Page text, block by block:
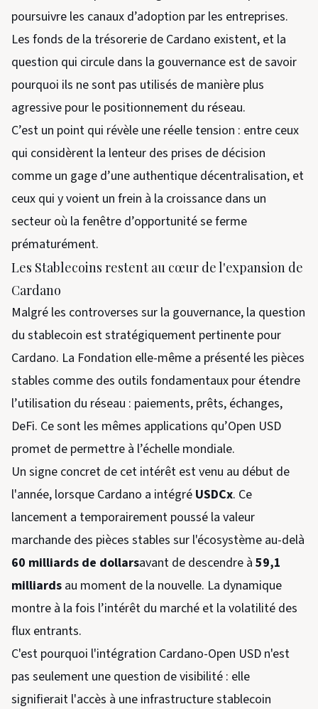
poursuivre les canaux d’adoption par les entreprises.
Les fonds de la trésorerie de Cardano existent, et la
question qui circule dans la gouvernance est de savoir
pourquoi ils ne sont pas utilisés de manière plus
agressive pour le positionnement du réseau.
C’est un point qui révèle une réelle tension : entre ceux
qui considèrent la lenteur des prises de décision
comme un gage d’une authentique décentralisation, et
ceux qui y voient un frein à la croissance dans un
secteur où la fenêtre d’opportunité se ferme
prématurément.
Les Stablecoins restent au cœur de l'expansion de
Cardano
Malgré les controverses sur la gouvernance, la question
du stablecoin est stratégiquement pertinente pour
Cardano. La Fondation elle-même a présenté les pièces
stables comme des outils fondamentaux pour étendre
l’utilisation du réseau : paiements, prêts, échanges,
DeFi. Ce sont les mêmes applications qu’Open USD
promet de permettre à l’échelle mondiale.
Un signe concret de cet intérêt est venu au début de
l'année, lorsque Cardano a intégré USDCx. Ce
lancement a temporairement poussé la valeur
marchande des pièces stables sur l'écosystème au-delà
60 milliards de dollarsavant de descendre à 59,1
milliards au moment de la nouvelle. La dynamique
montre à la fois l’intérêt du marché et la volatilité des
flux entrants.
C'est pourquoi l'intégration Cardano-Open USD n'est
pas seulement une question de visibilité : elle
signifierait l'accès à une infrastructure stablecoin